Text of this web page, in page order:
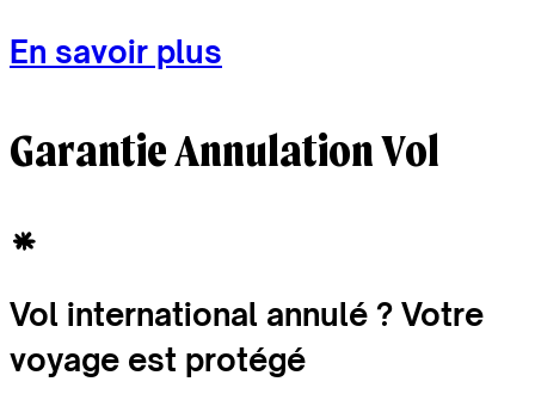
En savoir plus
Garantie Annulation Vol
Vol international annulé ? Votre
voyage est protégé